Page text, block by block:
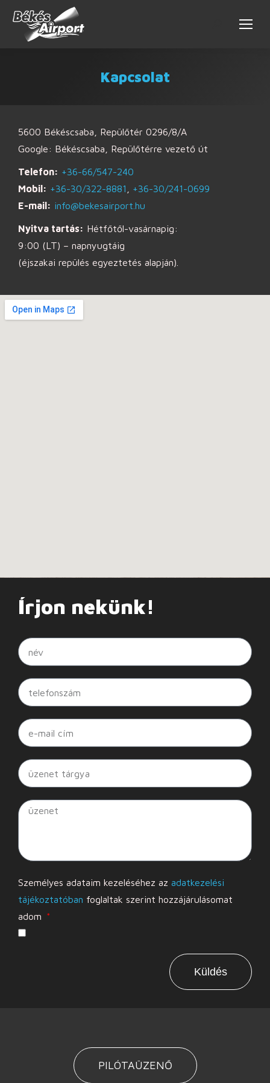
Kapcsolat
5600 Békéscsaba, Repülőtér 0296/8/A
Google: Békéscsaba, Repülőtérre vezető út
Telefon: +36-66/547-240
Mobil: +36-30/322-8881
+36-30/241-0699
E-mail: info@bekesairport.hu
Nyitva tartás: Hétfőtől-vasárnapig:
9:00 (LT) – napnyugtáig
(éjszakai repülés egyeztetés alapján).
Írjon nekünk!
Személyes adataim kezeléséhez az adatkezelési
tájékoztatóban foglaltak szerint hozzájárulásomat
adom
Küldés
PILÓTAÜZENŐ